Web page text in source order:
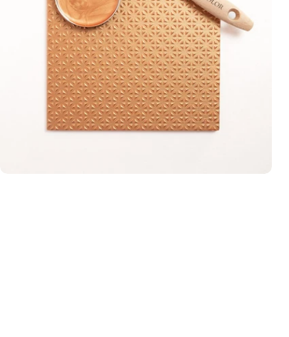
Sie das Medium 2 im Modalformat